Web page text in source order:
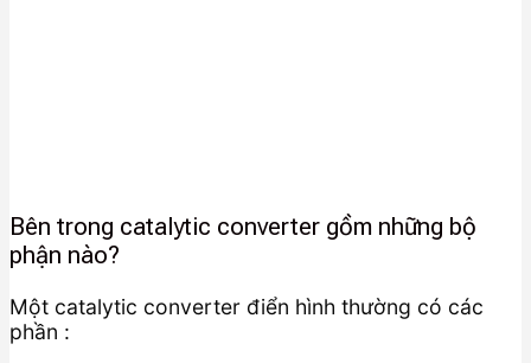
Bên trong catalytic converter gồm những bộ
phận nào?
Một catalytic converter điển hình thường có các
phần :